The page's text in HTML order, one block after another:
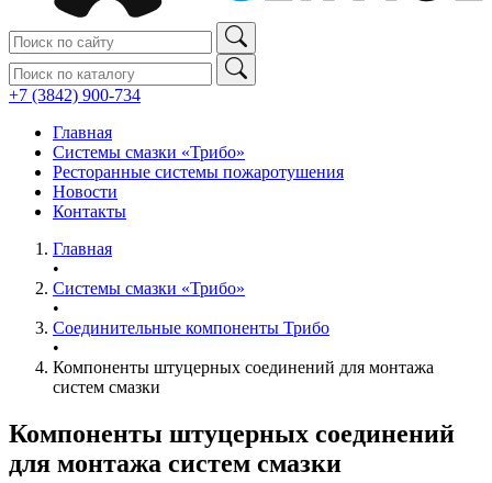
+7 (3842) 900‑734
Главная
Системы смазки «Трибо»
Ресторанные системы пожаротушения
Новости
Контакты
Главная
•
Системы смазки «Трибо»
•
Соединительные компоненты Трибо
•
Компоненты штуцерных соединений для монтажа
систем смазки
Компоненты штуцерных соединений
для монтажа систем смазки